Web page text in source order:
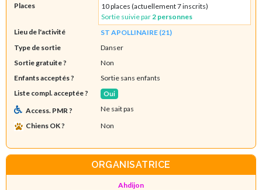
Places
10 places (actuellement 7 inscrits)
Sortie suivie par 2 personnes
Lieu de l'activité
ST APOLLINAIRE (21)
Type de sortie
Danser
Sortie gratuite ?
Non
Enfants acceptés ?
Sortie sans enfants
Liste compl. acceptée ?
Oui
Access. PMR ?
Ne sait pas
Chiens OK ?
Non
ORGANISATRICE
Ahdijon